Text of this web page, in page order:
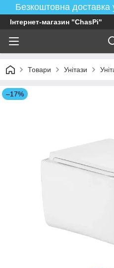
Безкоштовна доставка
Інтернет-магазин "ChasPi"
Товари Унітази
–17%